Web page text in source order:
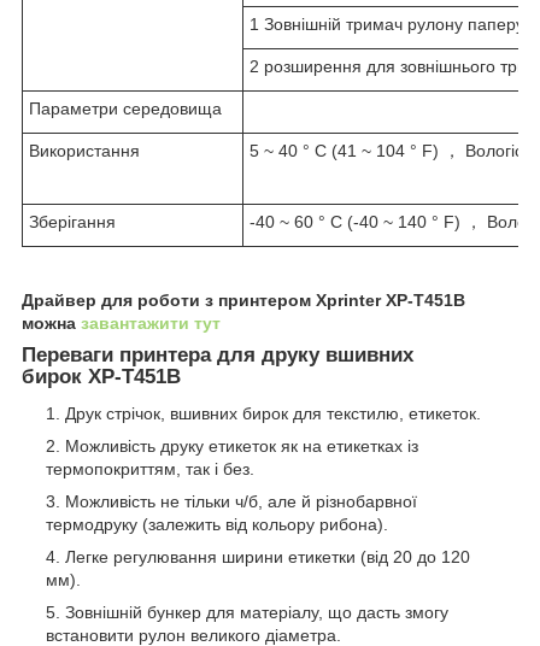
1 Зовнішній тримач рулону паперу
2 розширення для зовнішнього
Параметри середовища
Використання 5 ~ 40 ° C (41 ~ 104 ° F) ，
Зберігання -40 ~ 60 ° C (-40 ~ 140 ° F) ，
Драйвер для роботи з принтером Xprinter XP-T451B
можна завантажити тут
Переваги принтера для друку вшивних
бирок XP-T451B
Друк стрічок, вшивних бирок для текстилю, етикеток.
Можливість друку етикеток як на етикетках із
термопокриттям, так і без.
Можливість не тільки ч/б, але й різнобарвної
термодруку (залежить від кольору рибона).
Легке регулювання ширини етикетки (від 20 до 120
мм).
Зовнішній бункер для матеріалу, що дасть змогу
встановити рулон великого діаметра.